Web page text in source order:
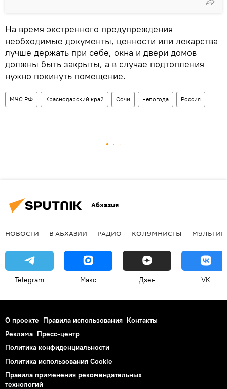
На время экстренного предупреждения
необходимые документы, ценности или лекарства
лучше держать при себе, окна и двери домов
должны быть закрыты, а в случае подтопления
нужно покинуть помещение.
МЧС РФ Краснодарский край Сочи непогода Россия
Абхазия
НОВОСТИ В АБХАЗИИ РАДИО КОЛУМНИСТЫ
Telegram Макс Дзен VK
О проекте Правила использования Контакты
Реклама Пресс-центр
Политика конфиденциальности
Политика использования Cookie
Правила применения рекомендательных
технологий